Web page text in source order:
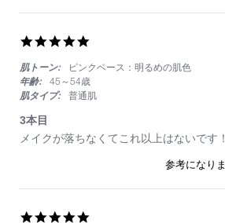
2026
れ
ま
rating
肌トーン:
ピンクベース：明るめの肌色
年齢:
45～54歳
肌タイプ:
普通肌
3本目
Review
Dec
review
目
メイクが落ちなくてこれ以上はないです！